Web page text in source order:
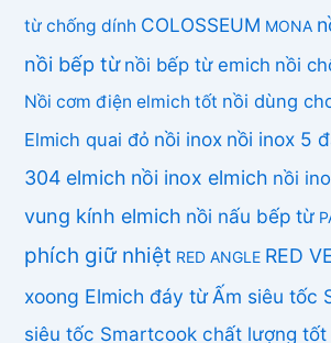
từ chống dính COLOSSEUM MONA
nồi bếp từ nồi bếp từ emich nồi
Nồi cơm điện elmich tốt nồi dùng
Elmich quai đỏ nồi inox nồi inox 5
304 elmich nồi inox elmich nồi
vung kính elmich nồi nấu bếp từ
phích giữ nhiệt RED ANGLE RED
xoong Elmich đáy từẤm siêu tốc
siêu tốc Smartcook chất lượng tốt